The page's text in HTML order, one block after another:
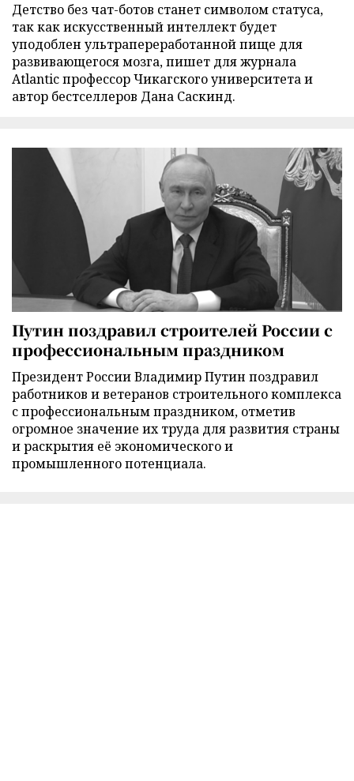
Детство без чат-ботов станет символом статуса,
так как искусственный интеллект будет
уподоблен ультрапереработанной пище для
развивающегося мозга, пишет для журнала
Atlantic профессор Чикагского университета и
автор бестселлеров Дана Саскинд.
Путин поздравил строителей России с
профессиональным праздником
Президент России Владимир Путин поздравил
работников и ветеранов строительного комплекса
с профессиональным праздником, отметив
огромное значение их труда для развития страны
и раскрытия её экономического и
промышленного потенциала.